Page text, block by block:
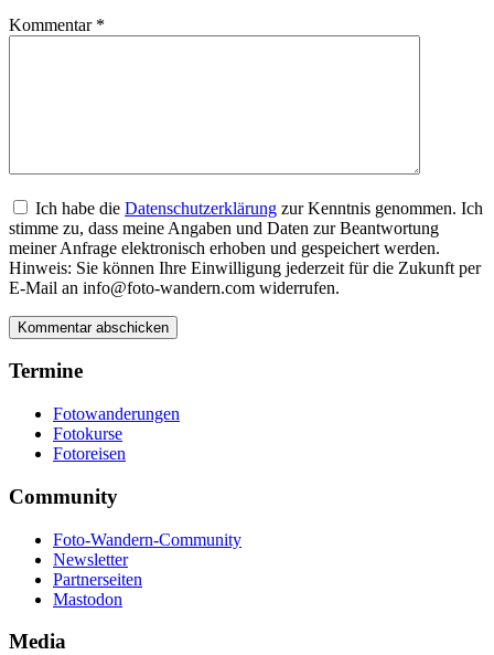
Kommentar *
Ich habe die Datenschutzerklärung zur Kenntnis genommen. Ich
stimme zu, dass meine Angaben und Daten zur Beantwortung
meiner Anfrage elektronisch erhoben und gespeichert werden.
Hinweis: Sie können Ihre Einwilligung jederzeit für die Zukunft per
E-Mail an info@foto-wandern.com widerrufen.
Termine
Fotowanderungen
Fotokurse
Fotoreisen
Community
Foto-Wandern-Community
Newsletter
Partnerseiten
Mastodon
Media